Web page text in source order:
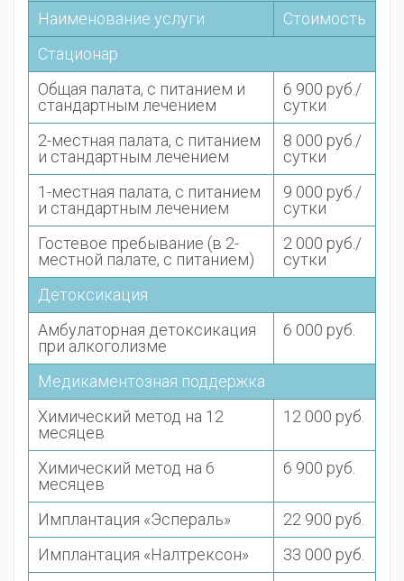
Наименование услуги
Стоимость
Стационар
Общая палата, с питанием и
стандартным лечением
6 900 руб./
сутки
2-местная палата, с питанием
и стандартным лечением
8 000 руб./
сутки
1-местная палата, с питанием
и стандартным лечением
9 000 руб./
сутки
Гостевое пребывание (в 2-
местной палате, с питанием)
2 000 руб./
сутки
Детоксикация
Амбулаторная детоксикация
при алкоголизме
6 000 руб.
Медикаментозная поддержка
Химический метод на 12
месяцев
12 000 руб.
Химический метод на 6
месяцев
6 900 руб.
Имплантация «Эспераль»
22 900 руб.
Имплантация «Налтрексон»
33 000 руб.